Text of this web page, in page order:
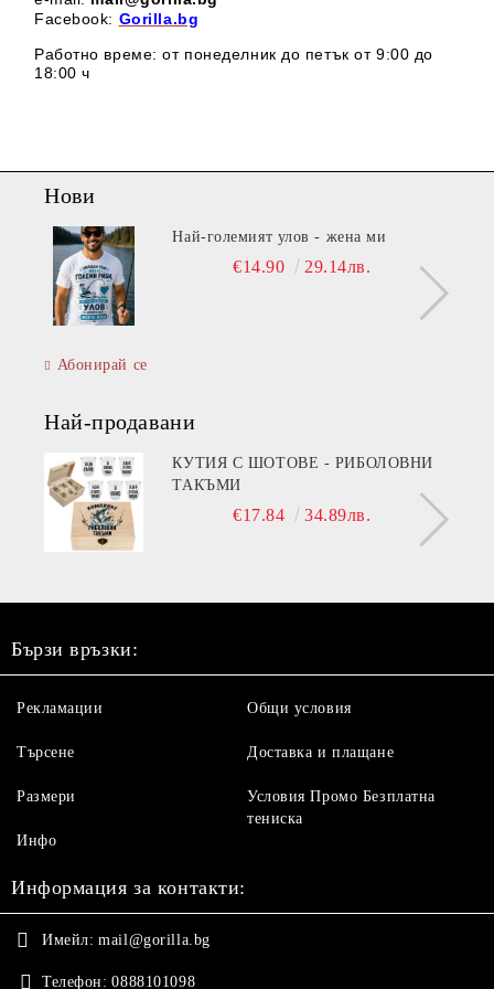
Facebook: Gorilla.bg
Работно време: от понеделник до петък от 9:00 до
18:00 ч
Нови
Най-големият улов - жена ми
€14.90 29.14лв.
Абонирай се
Най-продавани
КУТИЯ С ШОТОВЕ - РИБОЛОВНИ
ТАКЪМИ
€17.84 34.89лв.
Бързи връзки:
Рекламации
Търсене
Размери
Инфо
Общи условия
Доставка и плащане
Условия Промо Безплатна
тениска
Информация за контакти:
Имейл: mail@gorilla.bg
Телефон: 0888101098